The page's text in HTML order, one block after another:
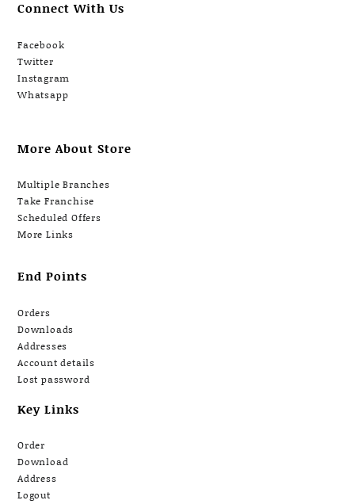
Connect With Us
Facebook
Twitter
Instagram
Whatsapp
More About Store
Multiple Branches
Take Franchise
Scheduled Offers
More Links
End Points
Orders
Downloads
Addresses
Account details
Lost password
Key Links
Order
Download
Address
Logout